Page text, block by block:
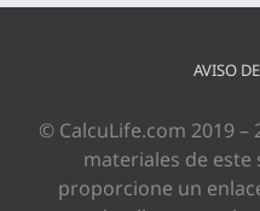
AVISO
© CalcuLife.com 2019 –
materiales de
proporcione un